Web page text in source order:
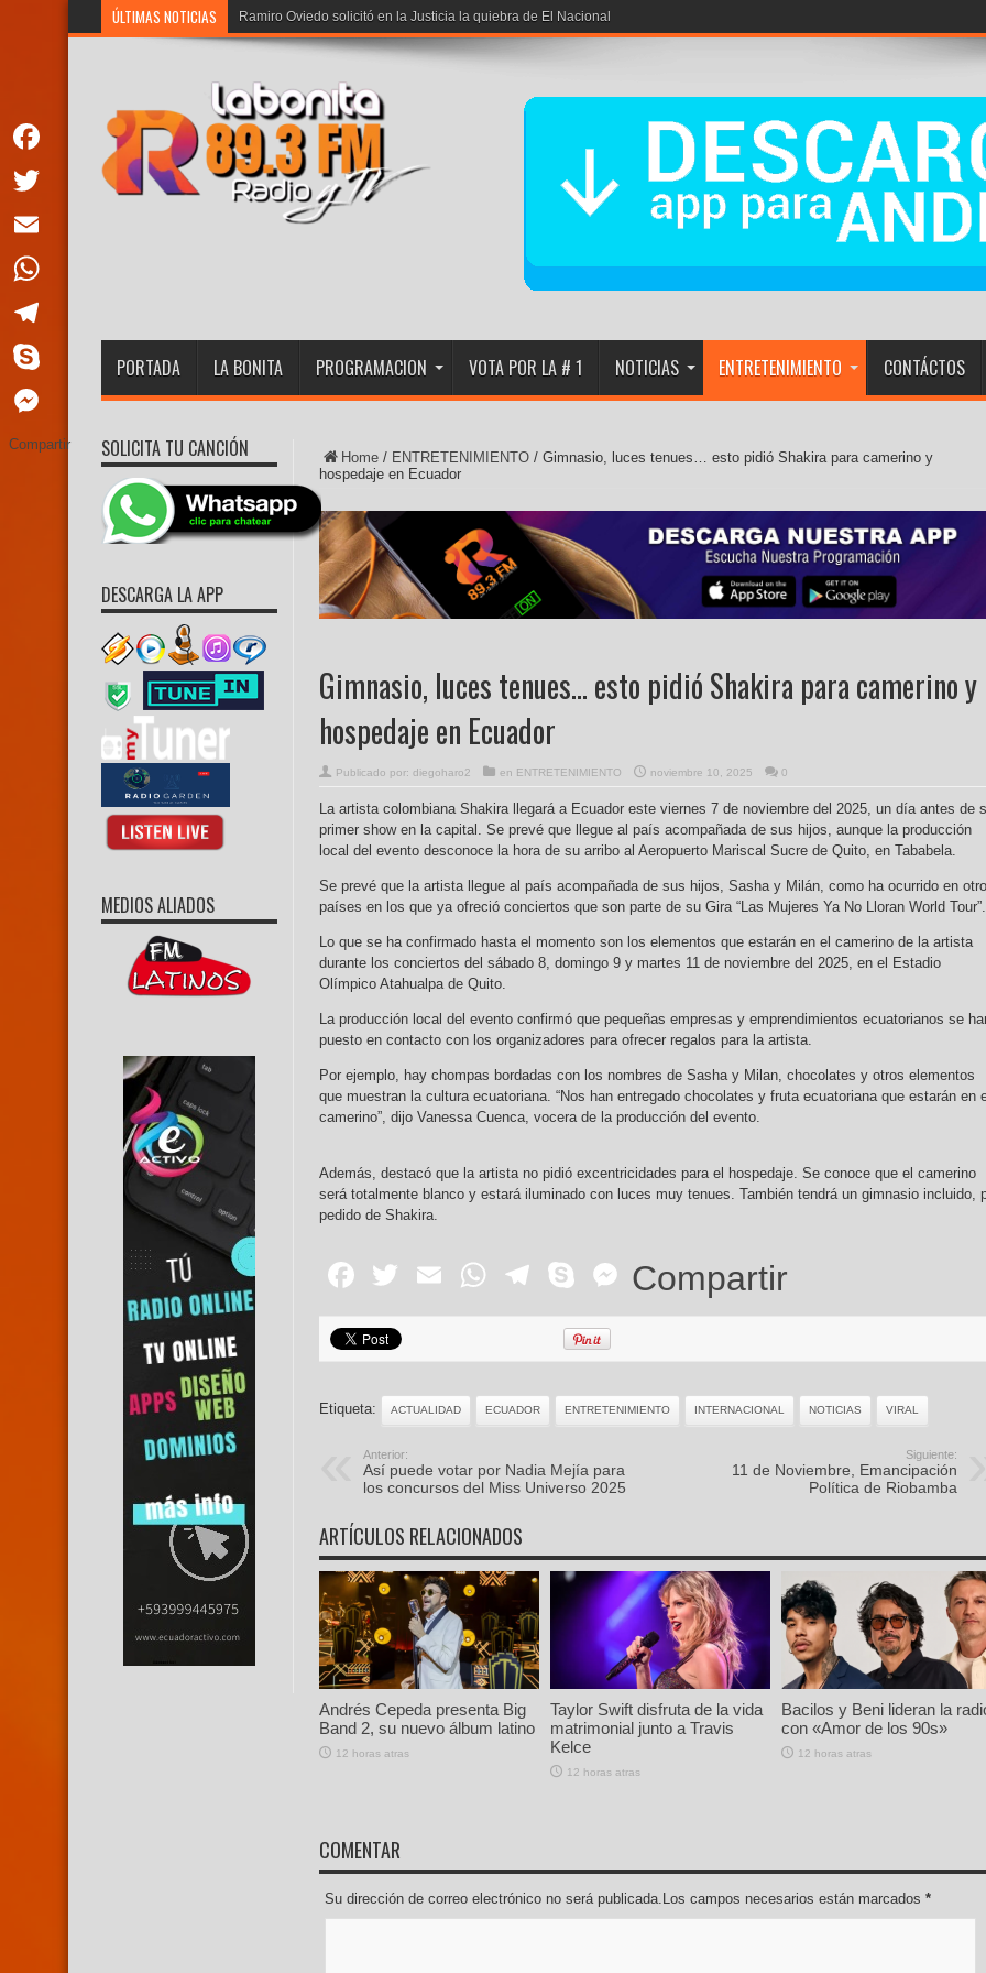
ÚLTIMAS NOTICIAS Ramiro Oviedo solicitó en la Justicia la quiebra de El Nacional
PORTADA LA BONITA PROGRAMACION VOTA POR LA # 1 NOTICIAS ENTRETENIMIENTO CONTÁCTOS
Home / ENTRETENIMIENTO / Gimnasio, luces tenues… esto pidió Shakira para camerino y
hospedaje en Ecuador
Gimnasio, luces tenues… esto pidió Shakira para camerino y
hospedaje en Ecuador
Publicado por: diegoharo2 en ENTRETENIMIENTO noviembre 10, 2025 0
La artista colombiana Shakira llegará a Ecuador este viernes 7 de noviembre del 2025, un día antes de
primer show en la capital. Se prevé que llegue al país acompañada de sus hijos, aunque la producción
local del evento desconoce la hora de su arribo al Aeropuerto Mariscal Sucre de Quito, en Tababela.
Se prevé que la artista llegue al país acompañada de sus hijos, Sasha y Milán, como ha ocurrido en
países en los que ya ofreció conciertos que son parte de su Gira “Las Mujeres Ya No Lloran World Tour”.
Lo que se ha confirmado hasta el momento son los elementos que estarán en el camerino de la artista
durante los conciertos del sábado 8, domingo 9 y martes 11 de noviembre del 2025, en el Estadio
Olímpico Atahualpa de Quito.
La producción local del evento confirmó que pequeñas empresas y emprendimientos ecuatorianos se
puesto en contacto con los organizadores para ofrecer regalos para la artista.
Por ejemplo, hay chompas bordadas con los nombres de Sasha y Milan, chocolates y otros elementos
que muestran la cultura ecuatoriana. “Nos han entregado chocolates y fruta ecuatoriana que estarán en
camerino”, dijo Vanessa Cuenca, vocera de la producción del evento.
Además, destacó que la artista no pidió excentricidades para el hospedaje. Se conoce que el camerino
será totalmente blanco y estará iluminado con luces muy tenues. También tendrá un gimnasio incluido,
pedido de Shakira.
Facebook
Twitter
EmailWhatsApp
Telegram
SkypeMessenger
Compartir
Etiqueta: ACTUALIDAD ECUADOR ENTRETENIMIENTO INTERNACIONAL NOTICIAS VIRAL
Anterior:
Así puede votar por Nadia Mejía para
los concursos del Miss Universo 2025
Siguiente:
11 de Noviembre, Emancipación
Política de Riobamba
ARTÍCULOS RELACIONADOS
Andrés Cepeda presenta Big
Band 2, su nuevo álbum latino
12 horas atras
Taylor Swift disfruta de la vida
matrimonial junto a Travis
Kelce
12 horas atras
Bacilos y Beni lideran la
con «Amor de los 90s»
12 horas atras
COMENTAR
Su dirección de correo electrónico no será publicada.Los campos necesarios están marcados *
SOLICITA TU CANCIÓN
DESCARGA LA APP
MEDIOS ALIADOS
Facebook
Twitter
Email
WhatsApp
Telegram
Skype
Messenger
Compartir